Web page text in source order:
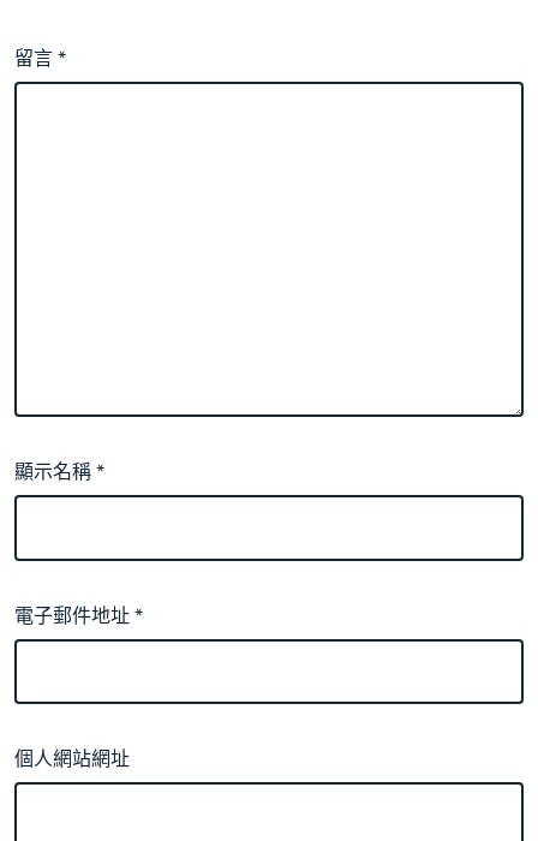
留言*
顯示名稱*
電子郵件地址*
個人網站網址